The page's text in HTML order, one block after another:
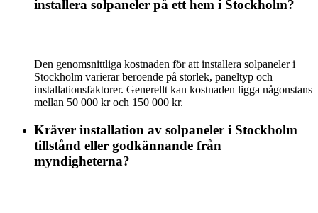
installera solpaneler på ett hem i Stockholm?
Den genomsnittliga kostnaden för att installera solpaneler i
Stockholm varierar beroende på storlek, paneltyp och
installationsfaktorer. Generellt kan kostnaden ligga någonstans
mellan 50 000 kr och 150 000 kr.
Kräver installation av solpaneler i Stockholm
tillstånd eller godkännande från
myndigheterna?